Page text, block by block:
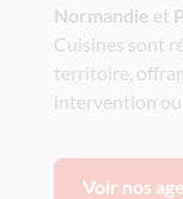
Normandie et
Cuisines sont
territoire,
intervention ou
Voir nos